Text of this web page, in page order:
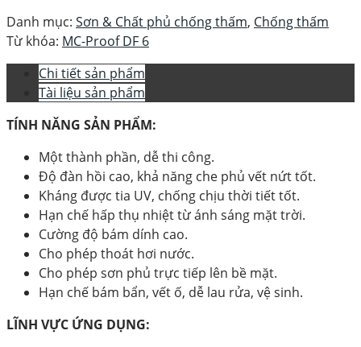
Danh mục: Sơn & Chất phủ chống thấm, Chống thấm
Từ khóa: MC-Proof DF 6
Chi tiết sản phẩm
Tài liệu sản phẩm
TÍNH NĂNG SẢN PHẨM:
Một thành phần, dễ thi công.
Độ đàn hồi cao, khả năng che phủ vết nứt tốt.
Kháng được tia UV, chống chịu thời tiết tốt.
Hạn chế hấp thụ nhiệt từ ánh sáng mặt trời.
Cường độ bám dính cao.
Cho phép thoát hơi nước.
Cho phép sơn phủ trực tiếp lên bề mặt.
Hạn chế bám bẩn, vết ố, dễ lau rửa, vệ sinh.
LĨNH VỰC ỨNG DỤNG: